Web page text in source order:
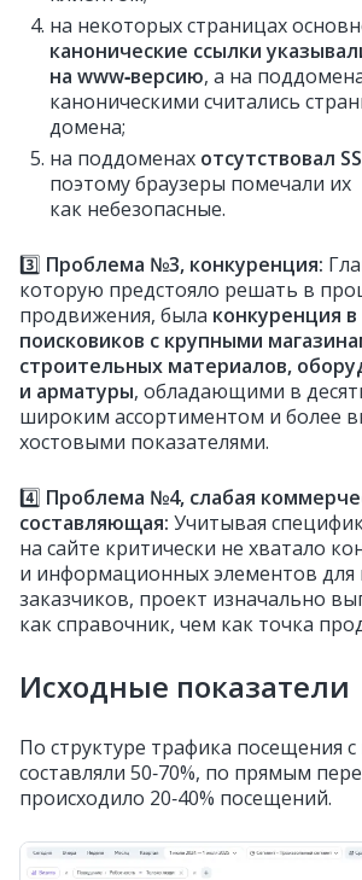
на некоторых страницах
канонические ссылки
на www‑версию, а на
каноническими считались
домена;
на поддоменах отсутствовал
поэтому браузеры помечали их
как небезопасные.
3️⃣ Проблема №3, конкуренция:
которую предстояло решать в
продвижения, была конкуренция
поисковиков с крупными
строительных материалов,
и арматуры, обладающими в
широким ассортиментом и более
хостовыми показателями.
4️⃣ Проблема №4, слабая
составляющая: Учитывая
на сайте критически не хватало
и информационных элементов
заказчиков, проект изначально
как справочник, чем как точка
Исходные показатели
По структуре трафика посещения с
составляли 50‑70%, по прямым
происходило 20‑40% посещений.